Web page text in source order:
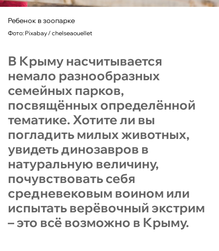
Ребенок в зоопарке
Фото: Pixabay / chelseaouellet
В Крыму насчитывается
немало разнообразных
семейных парков,
посвящённых определённой
тематике. Хотите ли вы
погладить милых животных,
увидеть динозавров в
натуральную величину,
почувствовать себя
средневековым воином или
испытать верёвочный экстрим
– это всё возможно в Крыму.